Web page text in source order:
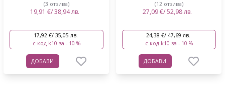
(3 отзива)
19,91 €/ 38,94 лв.
17,92 €/ 35,05 лв.
с код k10 за - 10 %
ДОБАВИ
(12 отзива)
27,09 €/ 52,98 лв.
24,38 €/ 47,69 лв.
с код k10 за - 10 %
ДОБАВИ